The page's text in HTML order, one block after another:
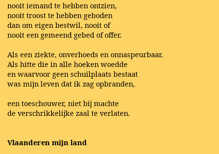
nooit iemand te hebben ontzien,
nooit troost te hebben geboden
dan om eigen bestwil, nooit of
nooit een gemeend gebed of offer.
Als een ziekte, onverhoeds en onnaspeurbaar.
Als hitte die in alle hoeken woedde
en waarvoor geen schuilplaats bestaat
was mijn leven dat ik zag opbranden,
een toeschouwer, niet bij machte
de verschrikkelijke zaal te verlaten.
Vlaanderen mijn land